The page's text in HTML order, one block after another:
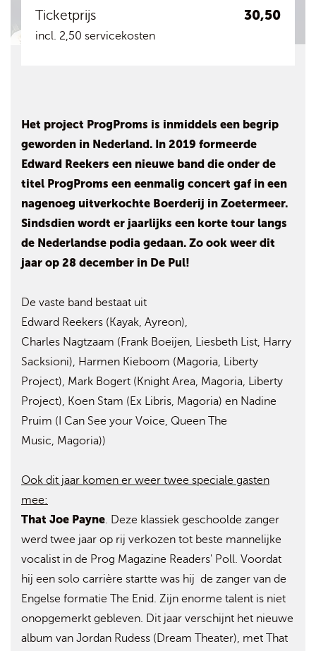
Ticketprijs 30,50
incl. 2,50 servicekosten
Het project ProgProms is inmiddels een begrip
geworden in Nederland. In 2019 formeerde
Edward Reekers een nieuwe band die onder de
titel ProgProms een eenmalig concert gaf in een
nagenoeg uitverkochte Boerderij in Zoetermeer.
Sindsdien wordt er jaarlijks een korte tour langs
de Nederlandse podia gedaan. Zo ook weer dit
jaar op 28 december in De Pul!
De vaste band bestaat uit
Edward Reekers (Kayak, Ayreon),
Charles Nagtzaam (Frank Boeijen, Liesbeth List, Harry
Sacksioni), Harmen Kieboom (Magoria, Liberty
Project), Mark Bogert (Knight Area, Magoria, Liberty
Project), Koen Stam (Ex Libris, Magoria) en Nadine
Pruim (I Can See your Voice, Queen The
Music, Magoria))
Ook dit jaar komen er weer twee speciale gasten
mee:
That Joe Payne. Deze klassiek geschoolde zanger
werd twee jaar op rij verkozen tot beste mannelijke
vocalist in de Prog Magazine Readers' Poll. Voordat
hij een solo carrière startte was hij de zanger van de
Engelse formatie The Enid. Zijn enorme talent is niet
onopgemerkt gebleven. Dit jaar verschijnt het nieuwe
album van Jordan Rudess (Dream Theater), met That